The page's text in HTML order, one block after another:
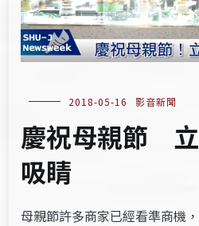
2018-05-16 影音新聞
慶祝母親節
吸睛
母親節許多商家已經看準商機